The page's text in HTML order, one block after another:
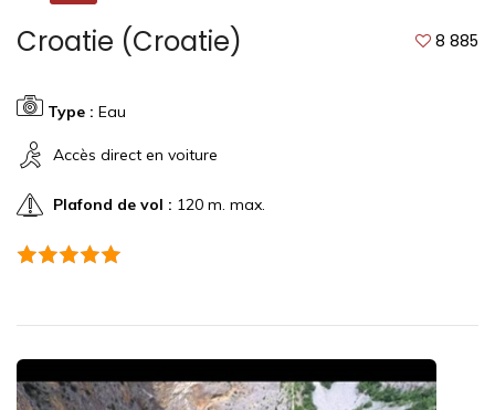
Croatie (Croatie) 8 885
Type : Eau
Accès direct en voiture
Plafond de vol : 120 m. max.